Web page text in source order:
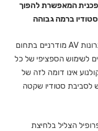
המאפשרת להפוך
ברמה גבוהה
אחד האתגרים הגדולים ביותר של פתרונות AV מודרניים בתחום
לשימוש הספציפי של כל
אינו דומה לזה של
לסביבת סטודיו שקטה
הצליל בלחיצת